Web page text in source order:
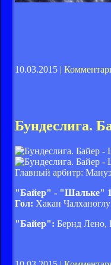
10.03.2015 |
Бундеслига.
Главный арбитр:
"Байер" - "Шальке"
Гол: Хакан
"Байер": Бернд Лено,